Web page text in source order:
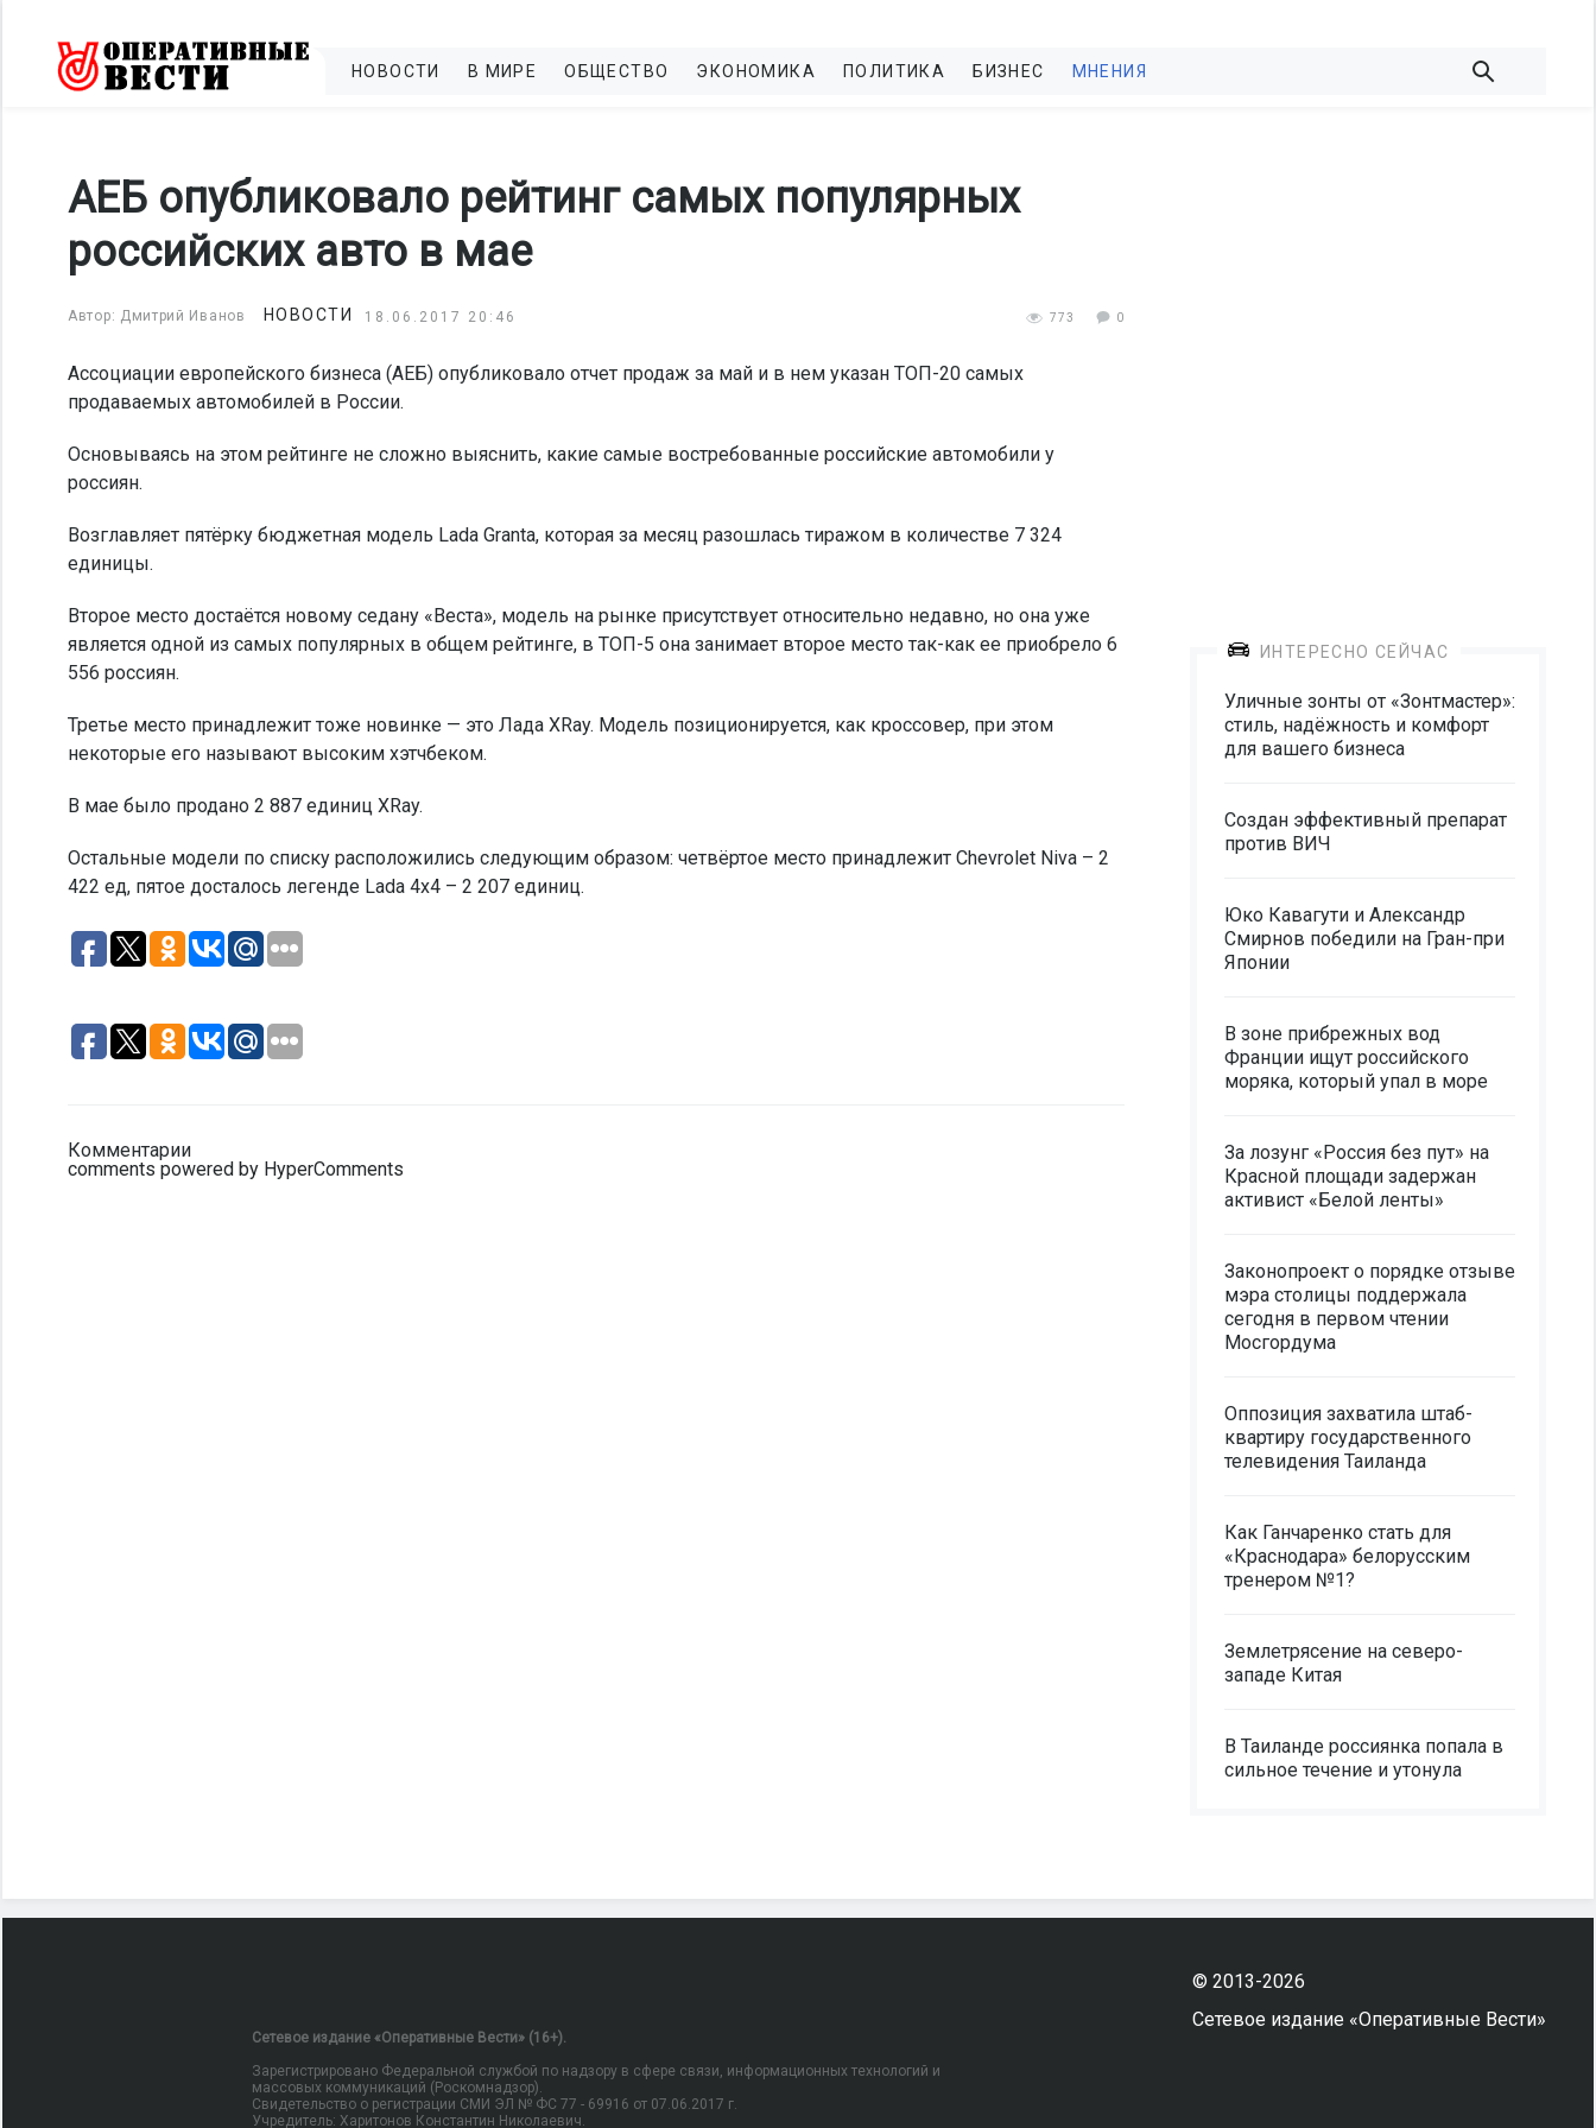
НОВОСТИ В МИРЕ ОБЩЕСТВО ЭКОНОМИКА ПОЛИТИКА БИЗНЕС МНЕНИЯ
АЕБ опубликовало рейтинг самых популярных
российских авто в мае
Автор: Дмитрий Иванов НОВОСТИ 18.06.2017 20:46 773 0
Ассоциации европейского бизнеса (АЕБ) опубликовало отчет продаж за май и в нем указан ТОП-20 самых
продаваемых автомобилей в России.
Основываясь на этом рейтинге не сложно выяснить, какие самые востребованные российские автомобили у
россиян.
Возглавляет пятёрку бюджетная модель Lada Granta, которая за месяц разошлась тиражом в количестве 7 324
единицы.
Второе место достаётся новому седану «Веста», модель на рынке присутствует относительно недавно, но она уже
является одной из самых популярных в общем рейтинге, в ТОП-5 она занимает второе место так-как ее приобрело 6
556 россиян.
Третье место принадлежит тоже новинке — это Лада XRay. Модель позиционируется, как кроссовер, при этом
некоторые его называют высоким хэтчбеком.
В мае было продано 2 887 единиц XRay.
Остальные модели по списку расположились следующим образом: четвёртое место принадлежит Chevrolet Niva – 2
422 ед, пятое досталось легенде Lada 4х4 – 2 207 единиц.
Комментарии
comments powered by HyperComments
ИНТЕРЕСНО СЕЙЧАС
Уличные зонты от «Зонтмастер»:
стиль, надёжность и комфорт
для вашего бизнеса
Создан эффективный препарат
против ВИЧ
Юко Кавагути и Александр
Смирнов победили на Гран-при
Японии
В зоне прибрежных вод
Франции ищут российского
моряка, который упал в море
За лозунг «Россия без пут» на
Красной площади задержан
активист «Белой ленты»
Законопроект о порядке отзыве
мэра столицы поддержала
сегодня в первом чтении
Мосгордума
Оппозиция захватила штаб-
квартиру государственного
телевидения Таиланда
Как Ганчаренко стать для
«Краснодара» белорусским
тренером №1?
Землетрясение на северо-
западе Китая
В Таиланде россиянка попала в
сильное течение и утонула
Сетевое издание «Оперативные Вести» (16+).
Зарегистрировано Федеральной службой по надзору в сфере связи, информационных технологий и
массовых коммуникаций (Роскомнадзор).
Свидетельство о регистрации СМИ ЭЛ № ФС 77 - 69916 от 07.06.2017 г.
Учредитель: Харитонов Константин Николаевич.
© 2013-2026
Сетевое издание «Оперативные Вести»